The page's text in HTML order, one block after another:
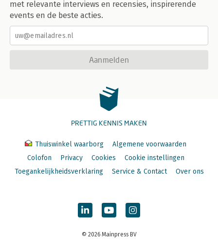
met relevante interviews en recensies, inspirerende
events en de beste acties.
Aanmelden
PRETTIG KENNIS MAKEN
Thuiswinkel waarborg
Algemene voorwaarden
Colofon
Privacy Cookies
Cookie instellingen
Toegankelijkheidsverklaring
Service & Contact Over ons
© 2026 Mainpress BV